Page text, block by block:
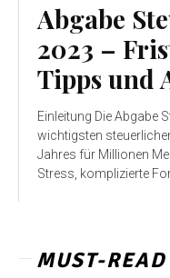
Abgabe
2023 –
Tipps und
Einleitung Die Abgabe
wichtigsten
Jahres für Millionen
Stress, komplizierte
MUST-READ